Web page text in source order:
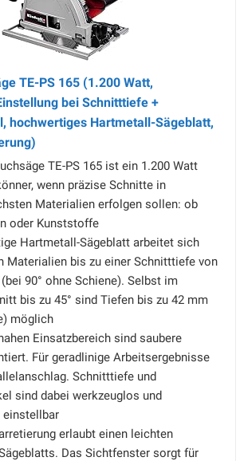
TE-PS 165 (1.200 Watt,
bei Schnitttiefe +
hochwertiges Hartmetall-Sägeblatt,
TE-PS 165 ist ein 1.200 Watt
wenn präzise Schnitte in
Materialien erfolgen sollen: ob
oder Kunststoffe
Hartmetall-Sägeblatt arbeitet sich
Materialien bis zu einer Schnitttiefe von
90° ohne Schiene). Selbst im
bis zu 45° sind Tiefen bis zu 42 mm
möglich
Einsatzbereich sind saubere
Für geradlinige Arbeitsergebnisse
Schnitttiefe und
sind dabei werkzeuglos und
erlaubt einen leichten
Das Sichtfenster sorgt für